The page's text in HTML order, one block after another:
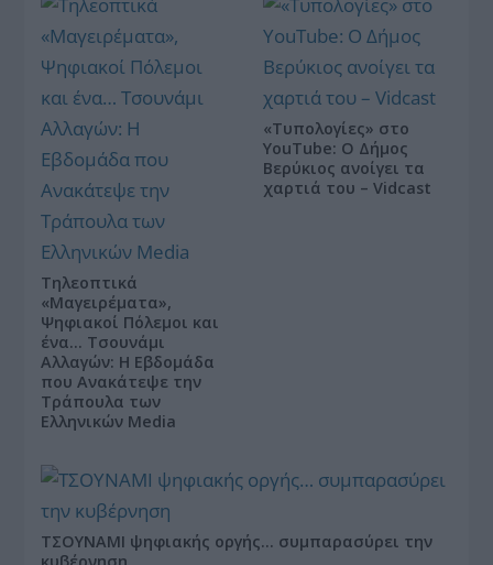
Τηλεοπτικά
«Μαγειρέματα»,
Ψηφιακοί Πόλεμοι και
ένα… Τσουνάμι
Αλλαγών: Η Εβδομάδα
που Ανακάτεψε την
Τράπουλα των
Ελληνικών Media
«Τυπολογίες» στο
YouTube: Ο Δήμος
Βερύκιος ανοίγει τα
χαρτιά του – Vidcast
ΤΣΟΥΝΑΜΙ ψηφιακής οργής… συμπαρασύρει την